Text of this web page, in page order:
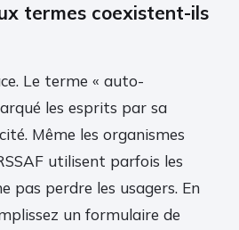
termes coexistent-ils
Le terme « auto-
les esprits par sa
Même les organismes
utilisent parfois les
pas perdre les usagers. En
un formulaire de